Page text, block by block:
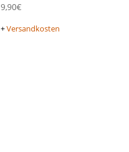
9,90€
+Versandkosten